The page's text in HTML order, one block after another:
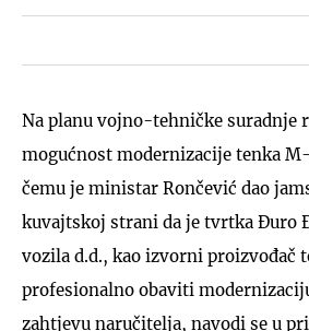
Na planu vojno-tehničke suradnje
mogućnost modernizacije tenka
čemu je ministar Rončević dao
kuvajtskoj strani da je tvrtka Đuro
vozila d.d., kao izvorni proizvođač
profesionalno obaviti
zahtjevu naručitelja, navodi se u